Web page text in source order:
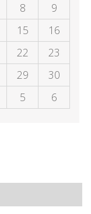
8
9
15
16
22
23
29
30
5 6